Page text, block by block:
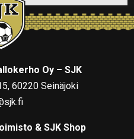
Oy – SJK
60220 Seinäjoki
& SJK Shop